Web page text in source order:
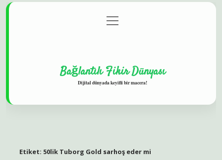
Gizlilik Politikası
menüyü
aç
Bağlantılı Fikir Dünyası
Dijital dünyada keyifli bir macera!
Etiket: 50lik Tuborg Gold sarhoş eder mi